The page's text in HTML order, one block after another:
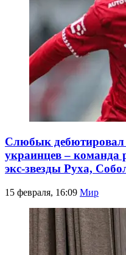
Слюбык дебютировал
украинцев – команда
экс-звезды Руха,
15 февраля, 16:09 Мир